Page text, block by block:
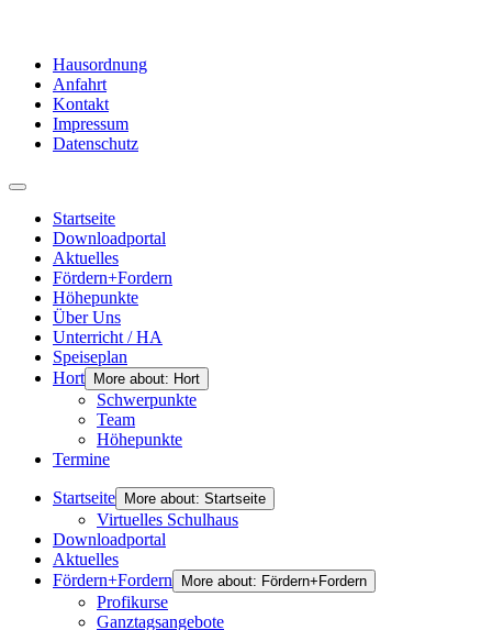
Hausordnung
Anfahrt
Kontakt
Impressum
Datenschutz
Startseite
Downloadportal
Aktuelles
Fördern+Fordern
Höhepunkte
Über Uns
Unterricht / HA
Speiseplan
Hort
More about: Hort
Schwerpunkte
Team
Höhepunkte
Termine
Startseite More about: Startseite
Virtuelles Schulhaus
Downloadportal
Aktuelles
Fördern+Fordern
More about: Fördern+Fordern
Profikurse
Ganztagsangebote